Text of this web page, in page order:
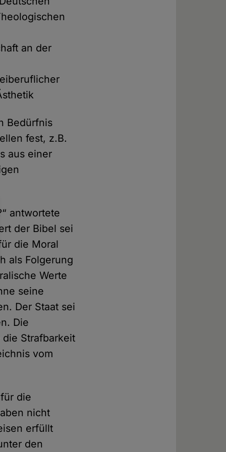
an der
Bedürfnis
fest, z.B.
aus einer
antwortete
der Bibel sei
die Moral
als Folgerung
Werte
seine
Der Staat sei
Die
Strafbarkeit
vom
die
nicht
erfüllt
den